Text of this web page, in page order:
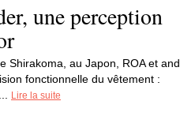
une perception
Shirakoma, au Japon, ROA et and
fonctionnelle du vêtement :
Lire la suite